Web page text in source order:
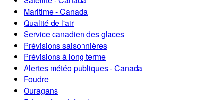
Maritime - Canada
Qualité de l'air
Service canadien des glaces
Prévisions saisonnières
Prévisions à long terme
Alertes météo publiques - Canada
Foudre
Ouragans